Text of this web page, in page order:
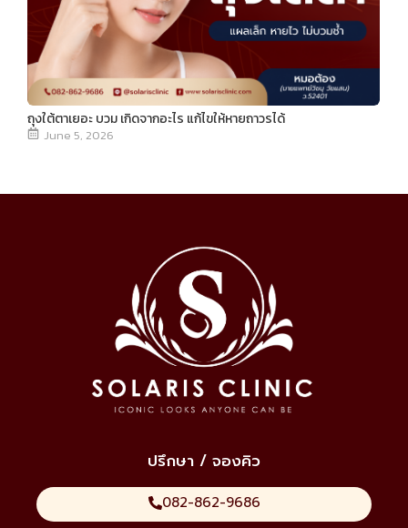
ถุงใต้ตาเยอะ บวม เกิดจากอะไร แก้ไขให้หายถาวรได้
June 5, 2026
ปรึกษา / จองคิว
082-862-9686